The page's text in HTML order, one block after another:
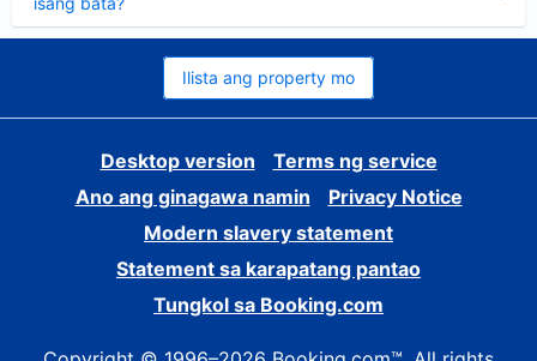
sagot
Ilista ang property mo
Desktop version
Terms ng service
Ano ang ginagawa namin
Privacy Notice
Modern slavery statement
Statement sa karapatang pantao
Tungkol sa Booking.com